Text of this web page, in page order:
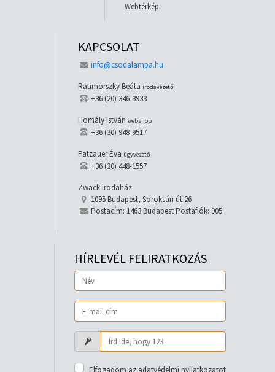
Webtérkép
KAPCSOLAT
info@csodalampa.hu
Ratimorszky Beáta irodavezető
+36 (20) 346-3933
Homály István webshop
+36 (30) 948-9517
Patzauer Éva ügyvezető
+36 (20) 448-1557
Zwack irodaház
1095 Budapest, Soroksári út 26
Postacím: 1463 Budapest Postafiók: 905
HÍRLEVÉL FELIRATKOZÁS